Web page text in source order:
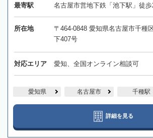
最寄駅 名古屋市営地下鉄「池下駅」徒歩
所在地
〒464-0848 愛知県名古屋市千種
下407号
対応エリア 愛知、全国オンライン相談可
愛知県 名古屋市 千種駅
詳細を見る